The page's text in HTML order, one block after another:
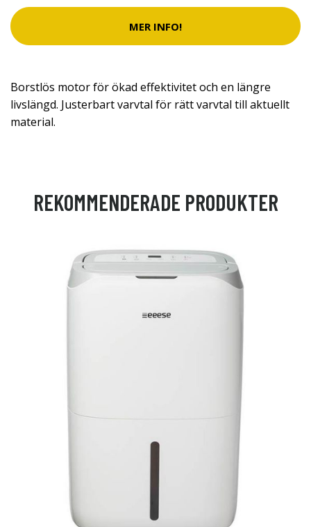
MER INFO!
Borstlös motor för ökad effektivitet och en längre
livslängd. Justerbart varvtal för rätt varvtal till aktuellt
material.
REKOMMENDERADE PRODUKTER